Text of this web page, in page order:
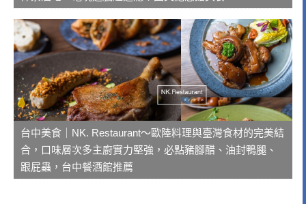
台中美食｜NK. Restaurant～歐陸料理與臺灣食材的完美結
合，口味層次多主廚實力堅強，必點豬腳醋、油封鴨腿、
跟屁蟲，台中餐酒館推薦